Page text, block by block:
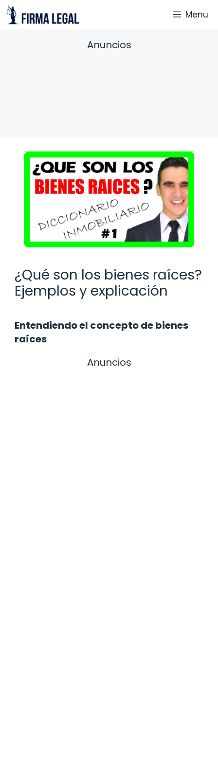
Saltar
al
Menu
Anuncios
¿Qué son los bienes raíces?
Ejemplos y explicación
Entendiendo el concepto de bienes
raíces
Anuncios